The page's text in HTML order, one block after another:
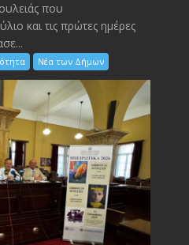
που
και τις πρώτες ημέρες
Νέα των Δήμων